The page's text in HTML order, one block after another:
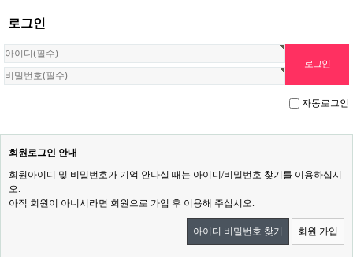
로그인
자동로그인
회원로그인 안내
회원아이디 및 비밀번호가 기억 안나실 때는 아이디/비밀번호 찾기를 이용하십시
오.
아직 회원이 아니시라면 회원으로 가입 후 이용해 주십시오.
아이디 비밀번호 찾기 회원 가입